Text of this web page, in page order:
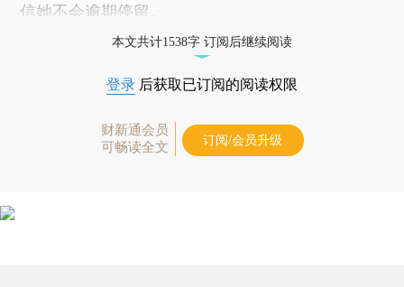
信她不会逾期停留。
本文共计1538字 订阅后继续阅读
登录 后获取已订阅的阅读权限
财新通会员
可畅读全文
订阅/会员升级